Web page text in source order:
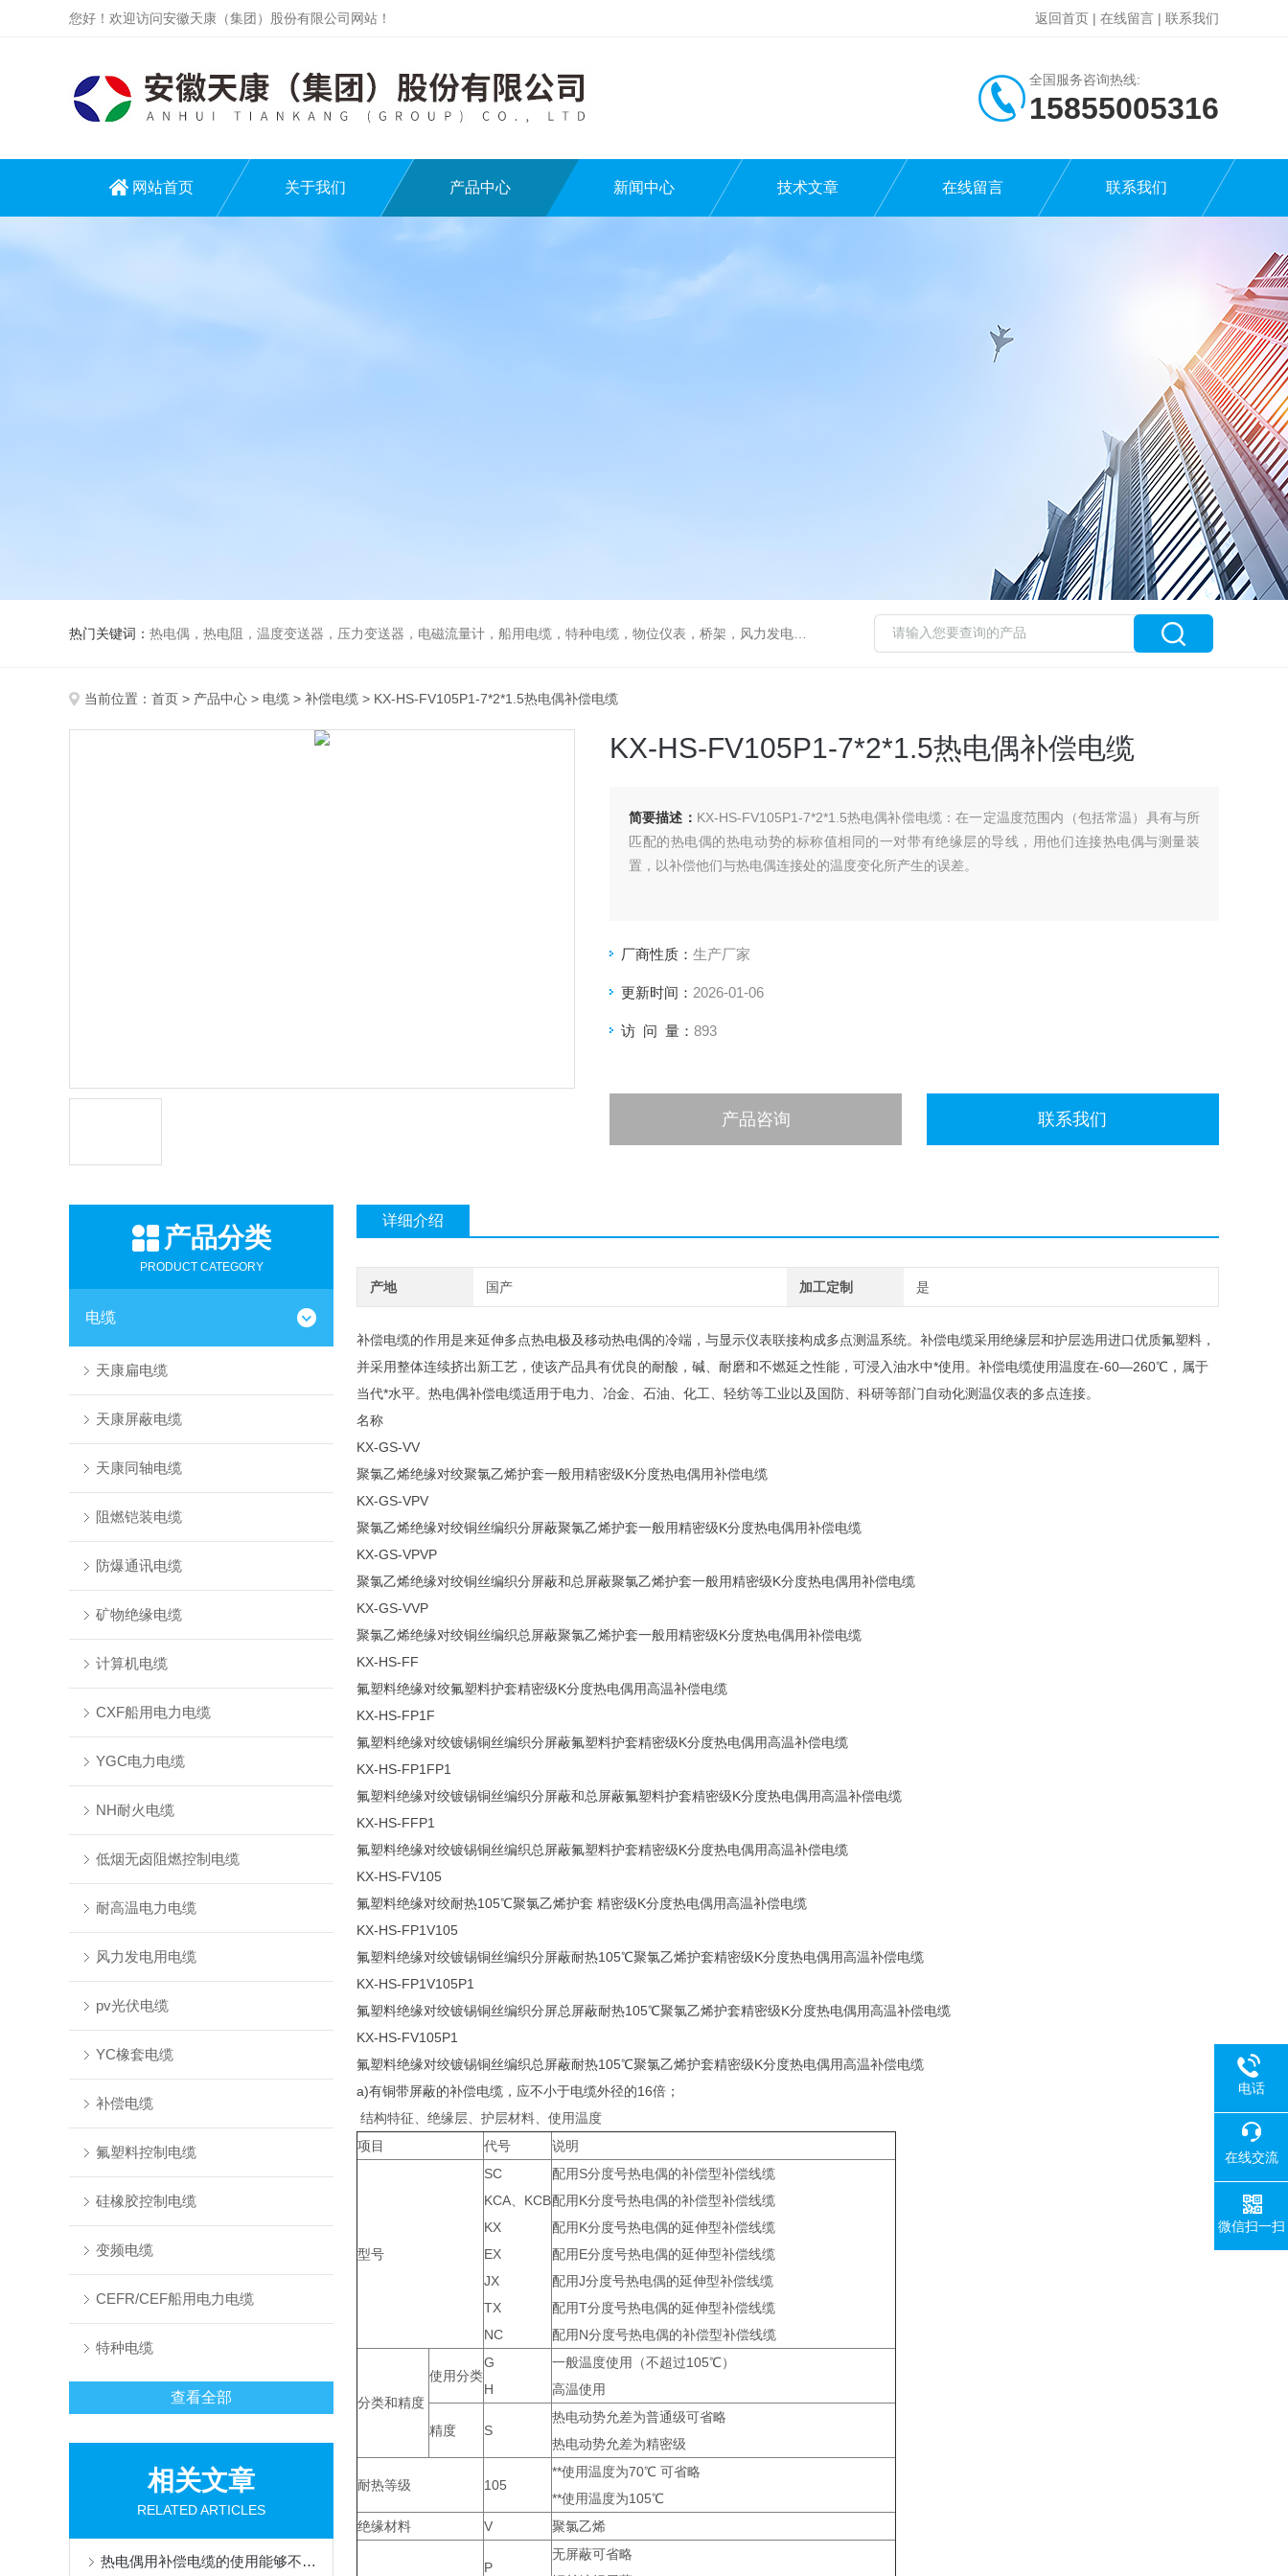
您好！欢迎访问安徽天康（集团）股份有限公司网站！ 返回首页 | 在线留言 | 联系我们
全国服务咨询热线:
15855005316
网站首页 关于我们 产品中心 新闻中心 技术文章 在线留言 联系我们
热门关键词： 热电偶，热电阻，温度变送器，压力变送器，电磁流量计，船用电缆，特种电缆，物位仪表，桥架，风力发电用电缆
当前位置： 首页 > 产品中心 > 电缆 > 补偿电缆 > KX-HS-FV105P1-7*2*1.5热电偶补偿电缆
KX-HS-FV105P1-7*2*1.5热电偶补偿电缆
简要描述： KX-HS-FV105P1-7*2*1.5热电偶补偿电缆：在一定温度范围内（包括常温）具有与所
匹配的热电偶的热电动势的标称值相同的一对带有绝缘层的导线，用他们连接热电偶与测量装
置，以补偿他们与热电偶连接处的温度变化所产生的误差。
厂商性质： 生产厂家
更新时间： 2026-01-06
访 问 量： 893
产品咨询 联系我们
产品分类
PRODUCT CATEGORY
电缆
天康扁电缆
天康屏蔽电缆
天康同轴电缆
阻燃铠装电缆
防爆通讯电缆
矿物绝缘电缆
计算机电缆
CXF船用电力电缆
YGC电力电缆
NH耐火电缆
低烟无卤阻燃控制电缆
耐高温电力电缆
风力发电用电缆
pv光伏电缆
YC橡套电缆
补偿电缆
氟塑料控制电缆
硅橡胶控制电缆
变频电缆
CEFR/CEF船用电力电缆
特种电缆
查看全部
相关文章
RELATED ARTICLES
热电偶用补偿电缆的使用能够不损失信号质量
详细介绍
产地 国产 加工定制 是
补偿电缆的作用是来延伸多点热电极及移动热电偶的冷端，与显示仪表联接构成多点测温系统。补偿电缆采用绝缘层和护层选用进口优质氟塑料，
并采用整体连续挤出新工艺，使该产品具有优良的耐酸，碱、耐磨和不燃延之性能，可浸入油水中*使用。补偿电缆使用温度在-60—260℃，属于
当代*水平。热电偶补偿电缆适用于电力、冶金、石油、化工、轻纺等工业以及国防、科研等部门自动化测温仪表的多点连接。
名称
KX-GS-VV
聚氯乙烯绝缘对绞聚氯乙烯护套一般用精密级K分度热电偶用补偿电缆
KX-GS-VPV
聚氯乙烯绝缘对绞铜丝编织分屏蔽聚氯乙烯护套一般用精密级K分度热电偶用补偿电缆
KX-GS-VPVP
聚氯乙烯绝缘对绞铜丝编织分屏蔽和总屏蔽聚氯乙烯护套一般用精密级K分度热电偶用补偿电缆
KX-GS-VVP
聚氯乙烯绝缘对绞铜丝编织总屏蔽聚氯乙烯护套一般用精密级K分度热电偶用补偿电缆
KX-HS-FF
氟塑料绝缘对绞氟塑料护套精密级K分度热电偶用高温补偿电缆
KX-HS-FP1F
氟塑料绝缘对绞镀锡铜丝编织分屏蔽氟塑料护套精密级K分度热电偶用高温补偿电缆
KX-HS-FP1FP1
氟塑料绝缘对绞镀锡铜丝编织分屏蔽和总屏蔽氟塑料护套精密级K分度热电偶用高温补偿电缆
KX-HS-FFP1
氟塑料绝缘对绞镀锡铜丝编织总屏蔽氟塑料护套精密级K分度热电偶用高温补偿电缆
KX-HS-FV105
氟塑料绝缘对绞耐热105℃聚氯乙烯护套 精密级K分度热电偶用高温补偿电缆
KX-HS-FP1V105
氟塑料绝缘对绞镀锡铜丝编织分屏蔽耐热105℃聚氯乙烯护套精密级K分度热电偶用高温补偿电缆
KX-HS-FP1V105P1
氟塑料绝缘对绞镀锡铜丝编织分屏总屏蔽耐热105℃聚氯乙烯护套精密级K分度热电偶用高温补偿电缆
KX-HS-FV105P1
氟塑料绝缘对绞镀锡铜丝编织总屏蔽耐热105℃聚氯乙烯护套精密级K分度热电偶用高温补偿电缆
a)有铜带屏蔽的补偿电缆，应不小于电缆外径的16倍；
结构特征、绝缘层、护层材料、使用温度
项目
代号 说明
型号
SC
KCA、KCB
KX
EX
JX
TX
NC
配用S分度号热电偶的补偿型补偿线缆
配用K分度号热电偶的补偿型补偿线缆
配用K分度号热电偶的延伸型补偿线缆
配用E分度号热电偶的延伸型补偿线缆
配用J分度号热电偶的延伸型补偿线缆
配用T分度号热电偶的延伸型补偿线缆
配用N分度号热电偶的补偿型补偿线缆
分类和精度
使用分类
G
H
一般温度使用（不超过105℃）
高温使用
精度 S
热电动势允差为普通级可省略
热电动势允差为精密级
耐热等级 105
**使用温度为70℃ 可省略
**使用温度为105℃
绝缘材料
V 聚氯乙烯
P
无屏蔽可省略
电话
在线交流
微信扫一扫